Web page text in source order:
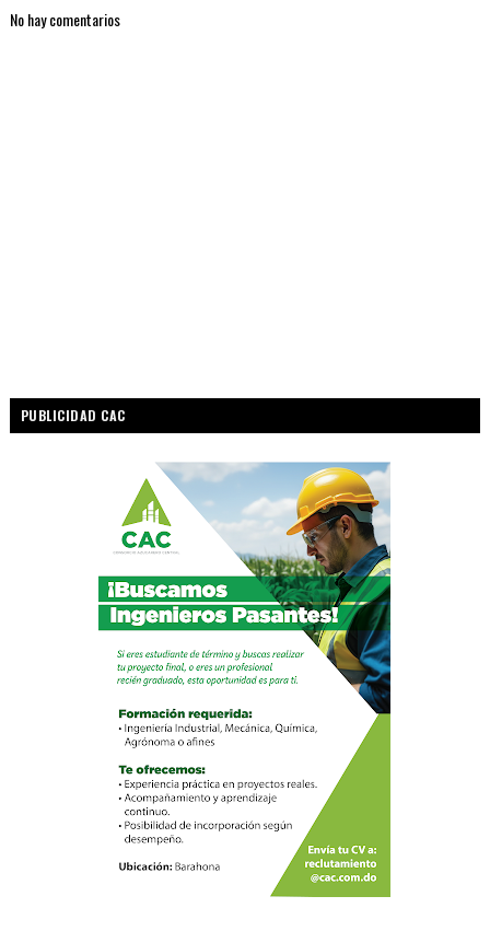
No hay comentarios
PUBLICIDAD CAC